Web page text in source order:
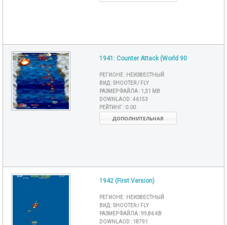
1941: Counter Attack (World 90
РЕГИОНЕ : НЕИЗВЕСТНЫЙ
ВИД :SHOOTER / FLY
РАЗМЕР ФАЙЛА : 1,31 MB
DOWNLAOD :46153
РЕЙТИНГ : 0.00
ДОПОЛНИТЕЛЬНАЯ
1942 (First Version)
РЕГИОНЕ : НЕИЗВЕСТНЫЙ
ВИД :SHOOTER / FLY
РАЗМЕР ФАЙЛА :99,86 KB
DOWNLAOD : 18791